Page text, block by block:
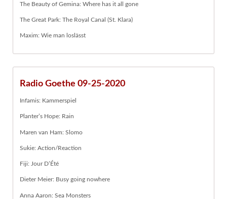
The Beauty of Gemina: Where has it all gone
The Great Park: The Royal Canal (St. Klara)
Maxim: Wie man loslässt
Radio Goethe 09-25-2020
Infamis: Kammerspiel
Planter’s Hope: Rain
Maren van Ham: Slomo
Sukie: Action/Reaction
Fiji: Jour D’Été
Dieter Meier: Busy going nowhere
Anna Aaron: Sea Monsters